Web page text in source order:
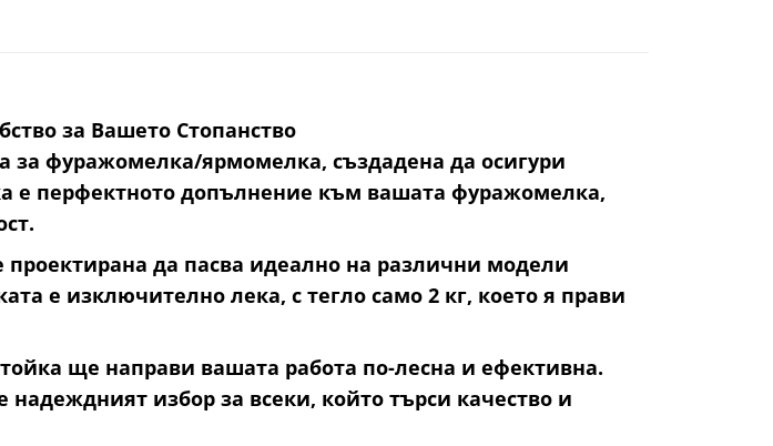
за Вашето Стопанство
за фуражомелка/ярмомелка, създадена да осигури
е перфектното допълнение към вашата фуражомелка,
да пасва идеално на различни модели
е изключително лека, с тегло само 2 кг, което я прави
ще направи вашата работа по-лесна и ефективна.
избор за всеки, който търси качество и